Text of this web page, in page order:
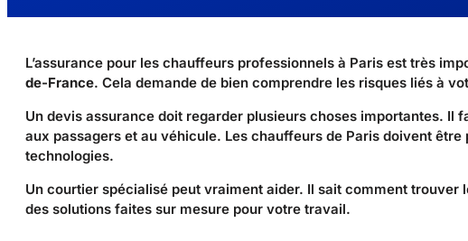
L’assurance pour les chauffeurs professionnels à Paris est très
de-France. Cela demande de bien comprendre les risques liés à
Un devis assurance doit regarder plusieurs choses importantes. Il
aux passagers et au véhicule. Les chauffeurs de Paris doivent
technologies.
Un courtier spécialisé peut vraiment aider. Il sait comment
des solutions faites sur mesure pour votre travail.